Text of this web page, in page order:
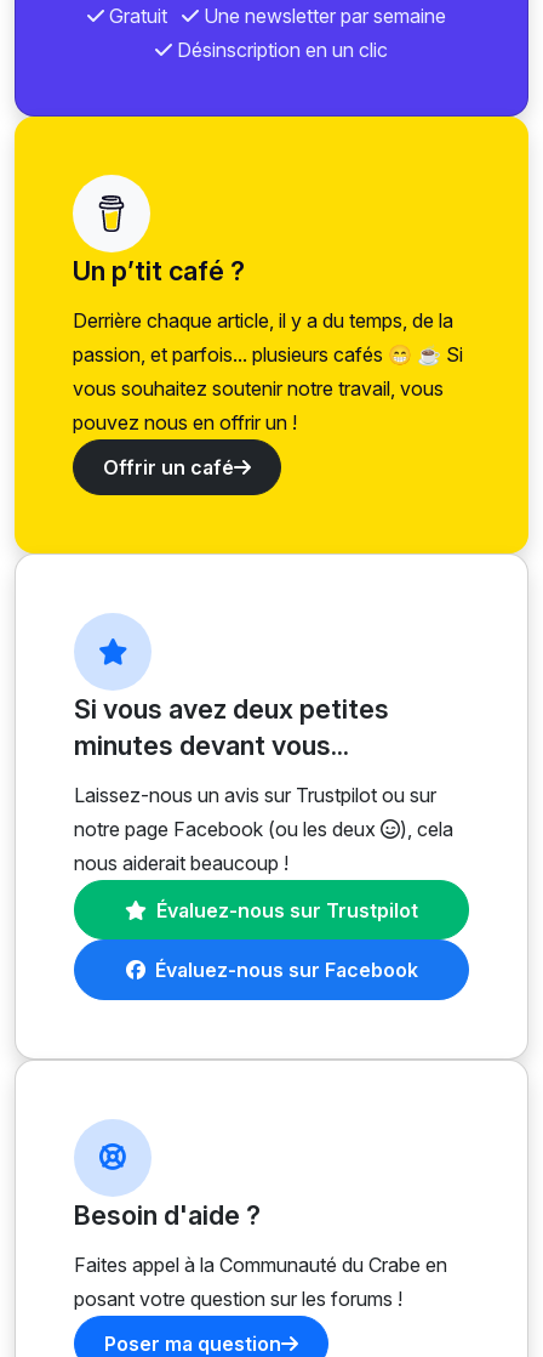
Gratuit
Une newsletter par semaine
Désinscription en un clic
Un p’tit café ?
Derrière chaque article, il y a du temps, de la
passion, et parfois... plusieurs cafés 😁 ☕ Si
vous souhaitez soutenir notre travail, vous
pouvez nous en offrir un !
Offrir un café
Si vous avez deux petites
minutes devant vous...
Laissez-nous un avis sur Trustpilot ou sur
notre page Facebook (ou les deux
), cela
nous aiderait beaucoup !
Évaluez-nous sur Trustpilot
Évaluez-nous sur Facebook
Besoin d'aide ?
Faites appel à la Communauté du Crabe en
posant votre question sur les forums !
Poser ma question